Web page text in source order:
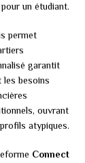
un étudiant.
permet
garantit
les besoins
ouvrant
atypiques.
Connect